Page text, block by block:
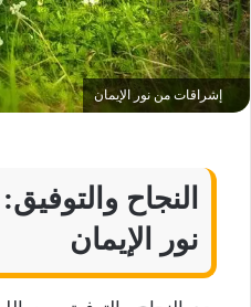
إشراقات من نور الإيمان
النجاح
نور الإيمان